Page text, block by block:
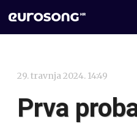
29. travnja 2024. 14:49
Prva